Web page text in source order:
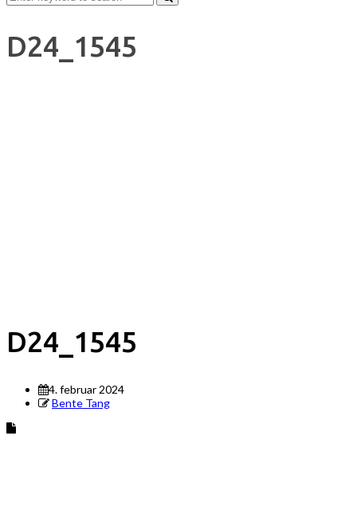
D24_1545
D24_1545
4. februar 2024
Bente Tang